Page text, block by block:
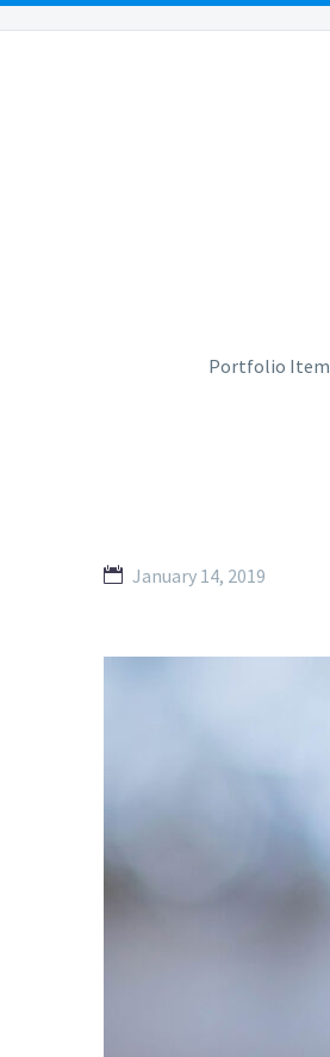
Portfolio Item
January 14, 2019